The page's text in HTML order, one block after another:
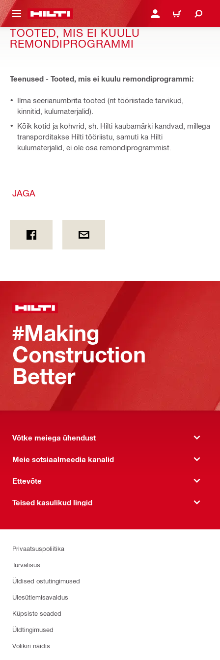
JUURDE LOGI SISSE VÕI
OSTUKORV
TOOTED, MIS EI KUULU
REMONDIPROGRAMMI
Teenused - Tooted, mis ei kuulu remondiprogrammi:
Ilma seerianumbrita tooted (nt tööriistade tarvikud,
kinnitid, kulumaterjalid).
Kõik kotid ja kohvrid, sh. Hilti kaubamärki kandvad, millega
transporditakse Hilti tööriistu, samuti ka Hilti
kulumaterjalid, ei ole osa remondiprogrammist.
JAGA
#Making
Construction
Better
Võtke meiega ühendust
Meie sotsiaalmeedia kanalid
Ettevõte
Teised kasulikud lingid
Privaatsuspoliitika
Turvalisus
Üldised ostutingimused
Ülesütlemisavaldus
Küpsiste seaded
Üldtingimused
Volikiri näidis